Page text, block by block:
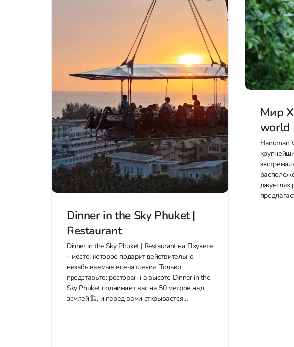
Dinner in the Sky Phuket |
Restaurant
Dinner in the Sky Phuket | Restaurant на Пхукете
– место, которое подарит действительно
незабываемые впечатления. Только
представьте: ресторан на высоте Dinner in the
Sky Phuket поднимает вас на 50 метров над
землей🏗, и перед вами открывается
Мир
world
Hanuman
джунглях